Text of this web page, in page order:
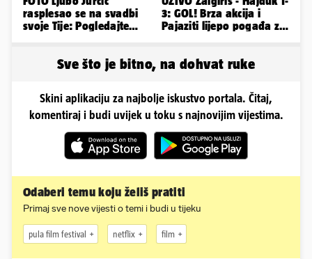
rasplesao se na svadbi
svoje Tije: Pogledajte
3: GOL! Brza akcija i
Pajaziti lijepo pogađa za
Sve što je bitno, na dohvat ruke
Skini aplikaciju za najbolje iskustvo portala. Čitaj,
komentiraj i budi uvijek u toku s najnovijim vijestima.
Odaberi temu koju želiš pratiti
Primaj sve nove vijesti o temi i budi u tijeku
pula film festival netflix film